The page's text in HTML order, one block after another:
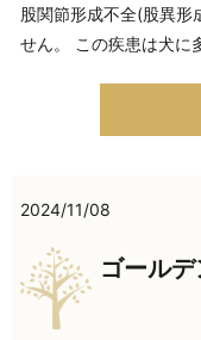
股関節形成不全(股異形
せん。 この疾患は犬に
2024/11/08
ゴール